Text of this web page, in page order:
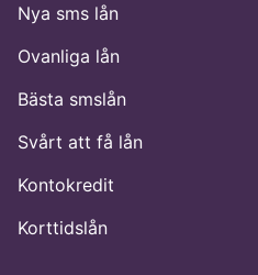
Nya sms lån
Ovanliga lån
Bästa smslån
Svårt att få lån
Kontokredit
Korttidslån